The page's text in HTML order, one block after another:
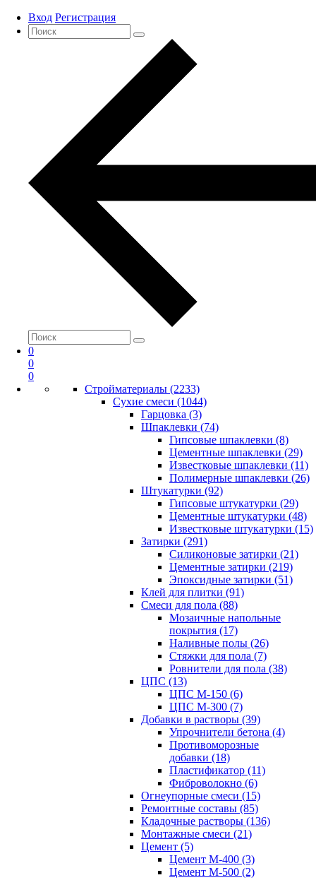
Вход Регистрация
0
0
0
Стройматериалы (2233)
Сухие смеси (1044)
Гарцовка (3)
Шпаклевки (74)
Гипсовые шпаклевки (8)
Цементные шпаклевки (29)
Известковые шпаклевки (11)
Полимерные шпаклевки (26)
Штукатурки (92)
Гипсовые штукатурки (29)
Цементные штукатурки (48)
Известковые штукатурки (15)
Затирки (291)
Силиконовые затирки (21)
Цементные затирки (219)
Эпоксидные затирки (51)
Клей для плитки (91)
Смеси для пола (88)
Мозаичные напольные
покрытия (17)
Наливные полы (26)
Стяжки для пола (7)
Ровнители для пола (38)
ЦПС (13)
ЦПС М-150 (6)
ЦПС М-300 (7)
Добавки в растворы (39)
Упрочнители бетона (4)
Противоморозные
добавки (18)
Пластификатор (11)
Фиброволокно (6)
Огнеупорные смеси (15)
Ремонтные составы (85)
Кладочные растворы (136)
Монтажные смеси (21)
Цемент (5)
Цемент М-400 (3)
Цемент М-500 (2)